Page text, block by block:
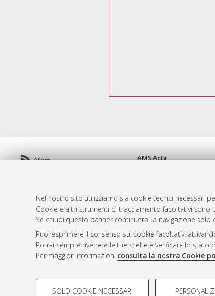
Nel nostro sito utilizziamo sia cookie tecnici necessari
Cookie e altri strumenti di tracciamento facoltativi sono
Se chiudi questo banner continuerai la navigazione solo
Puoi esprimere il consenso sui cookie facoltativi
Potrai sempre rivedere le tue scelte e verificare lo
Per maggiori informazioni consulta la nostra Cookie
COOKIE DI PROFILAZIONE - FACOLTATIVI
SOLO COOKIE NECESSARI
Atom
AMS Acta
doi.org/
Servizio implementato e
Impostazioni Cookie
Informativa sulla privacy
Condizioni d'uso del sito
Mission e policies del